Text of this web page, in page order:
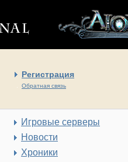
Регистрация
Обратная связь
Игровые серверы
Новости
Хроники